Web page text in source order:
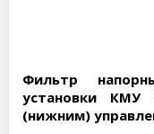
Фильтр
установки КМУ
(нижним)